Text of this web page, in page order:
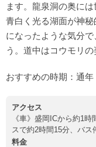
ます。龍泉洞の奥に
青白く光る湖面が神
になったような気分
う。道中はコウモリの
おすすめの時期：通年
アクセス
《車》盛岡ICから約1
スで約2時間15分、バ
料金